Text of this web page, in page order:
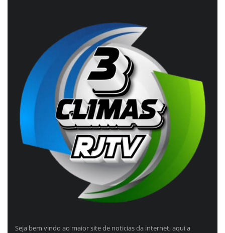
Seja bem vindo ao maior site de noticias da internet, aqui a